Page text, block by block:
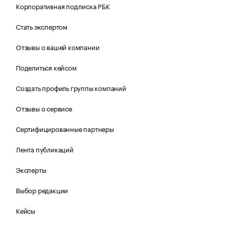
Корпоративная подписка РБК
Стать экспертом
Отзывы о вашей компании
Поделиться кейсом
Создать профиль группы компаний
Отзывы о сервисе
Сертифицированные партнеры
Лента публикаций
Эксперты
Выбор редакции
Кейсы